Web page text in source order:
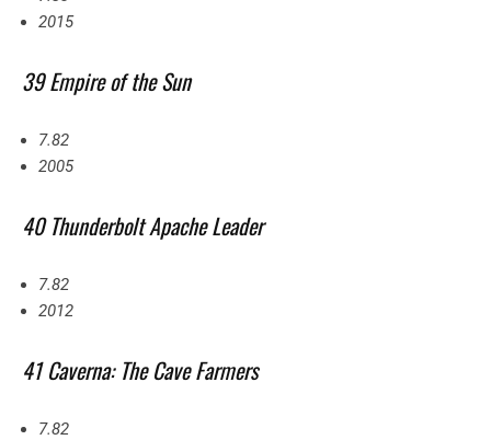
2015
39 Empire of the Sun
7.82
2005
40 Thunderbolt Apache Leader
7.82
2012
41 Caverna: The Cave Farmers
7.82